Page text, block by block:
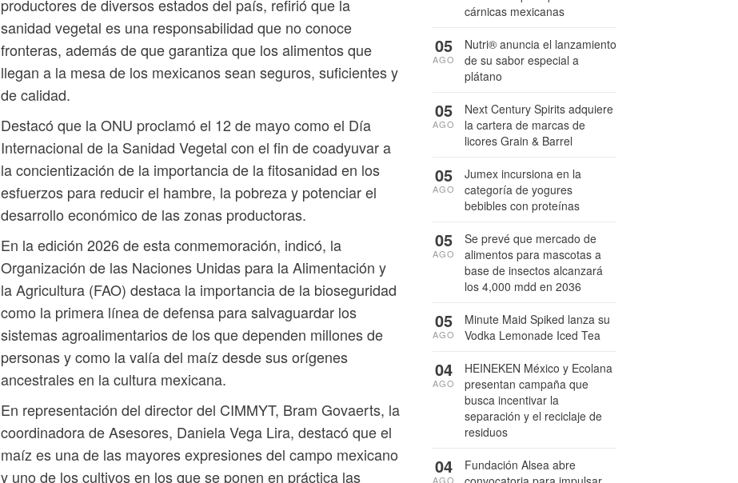
productores de diversos estados del país, refirió que la
sanidad vegetal es una responsabilidad que no conoce
fronteras, además de que garantiza que los alimentos que
llegan a la mesa de los mexicanos sean seguros, suficientes y
de calidad.
Destacó que la ONU proclamó el 12 de mayo como el Día
Internacional de la Sanidad Vegetal con el fin de coadyuvar a
la concientización de la importancia de la fitosanidad en los
esfuerzos para reducir el hambre, la pobreza y potenciar el
desarrollo económico de las zonas productoras.
En la edición 2026 de esta conmemoración, indicó, la
Organización de las Naciones Unidas para la Alimentación y
la Agricultura (FAO) destaca la importancia de la bioseguridad
como la primera línea de defensa para salvaguardar los
sistemas agroalimentarios de los que dependen millones de
personas y como la valía del maíz desde sus orígenes
ancestrales en la cultura mexicana.
En representación del director del CIMMYT, Bram Govaerts, la
coordinadora de Asesores, Daniela Vega Lira, destacó que el
maíz es una de las mayores expresiones del campo mexicano
y uno de los cultivos en los que se ponen en práctica las
cárnicas mexicanas
Nutri® anuncia el lanzamiento
de su sabor especial a
plátano
05
AGO
Next Century Spirits adquiere
la cartera de marcas de
licores Grain & Barrel
05
AGO
Jumex incursiona en la
categoría de yogures
bebibles con proteínas
05
AGO
Se prevé que mercado de
alimentos para mascotas a
base de insectos alcanzará
los 4,000 mdd en 2036
05
AGO
Minute Maid Spiked lanza su
Vodka Lemonade Iced Tea
05
AGO
HEINEKEN México y Ecolana
presentan campaña que
busca incentivar la
separación y el reciclaje de
residuos
04
AGO
Fundación Alsea abre
04
AGO